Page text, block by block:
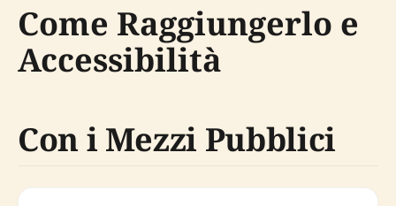
Come Raggiungerlo e
Accessibilità
Con i Mezzi Pubblici